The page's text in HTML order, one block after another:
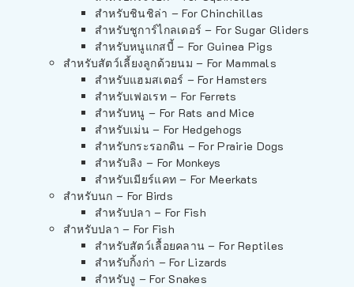
สำหรับชินชิล่า – For Chinchillas
สำหรับชูการ์ไกลเดอร์ – For Sugar Gliders
สำหรับหนูแกสบี้ – For Guinea Pigs
สำหรับสัตว์เลี้ยงลูกด้วยนม – For Mammals
สำหรับแฮมสเตอร์ – For Hamsters
สำหรับเฟอเรท – For Ferrets
สำหรับหนู – For Rats and Mice
สำหรับเม่น – For Hedgehogs
สำหรับกระรอกดิน – For Prairie Dogs
สำหรับลิง – For Monkeys
สำหรับเมียร์แคท – For Meerkats
สำหรับนก – For Birds
สำหรับปลา – For Fish
สำหรับปลา – For Fish
สำหรับสัตว์เลื้อยคลาน – For Reptiles
สำหรับกิ้งก่า – For Lizards
สำหรับงู – For Snakes